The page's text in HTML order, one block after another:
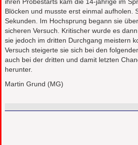
ihren Probestarts kam die 14-jährige im
Blöcken und musste erst einmal aufholen.
Sekunden. Im Hochsprung begann sie
sicheren Versuch. Kritischer wurde es
sie jedoch im dritten Durchgang meistern
Versuch steigerte sie sich bei den
auch bei der dritten und damit letzten
herunter.
Martin Grund (MG)